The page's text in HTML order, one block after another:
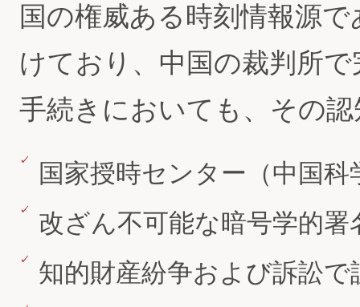
国の権威ある時刻情報源
けており、中国の裁判所
手続きにおいても、その
国家授時センター（中国
改ざん不可能な暗号学的
知的財産紛争および訴訟